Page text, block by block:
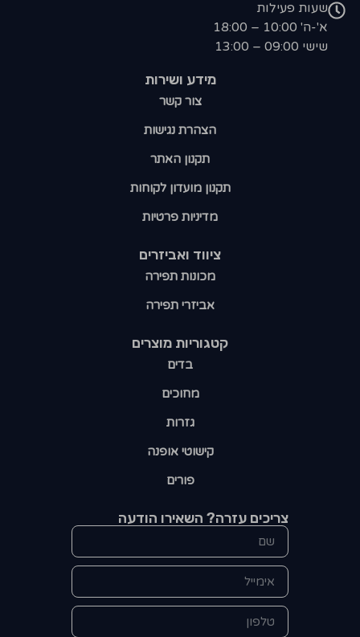
קטגוריות מוצרים​
בדים
מחוכים
גזרות
קישוטי אופנה
פורים
ציווד ואביזרים
מכונות תפירה
אביזרי תפירה
מידע ושירות
צור קשר
הצהרת נגישות
תקנון האתר
תקנון מועדון לקוחות
מדיניות פרטיות
שעות פעילות
א'-ה' 10:00 – 18:00
שישי 09:00 – 13:00
צריכים עזרה? השאירו הודעה